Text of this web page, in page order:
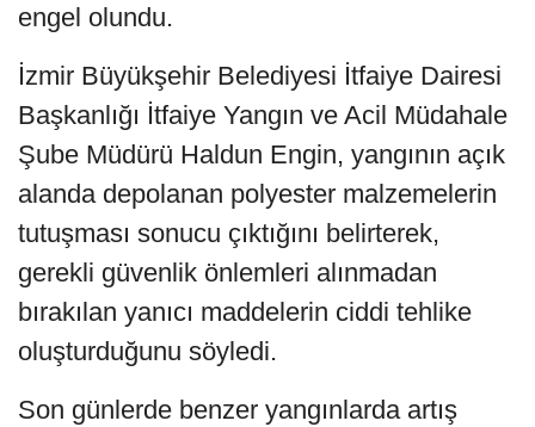
engel olundu.
İzmir Büyükşehir Belediyesi İtfaiye Dairesi
Başkanlığı İtfaiye Yangın ve Acil Müdahale
Şube Müdürü Haldun Engin, yangının açık
alanda depolanan polyester malzemelerin
tutuşması sonucu çıktığını belirterek,
gerekli güvenlik önlemleri alınmadan
bırakılan yanıcı maddelerin ciddi tehlike
oluşturduğunu söyledi.
Son günlerde benzer yangınlarda artış